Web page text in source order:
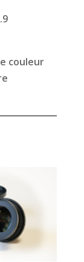
couleur